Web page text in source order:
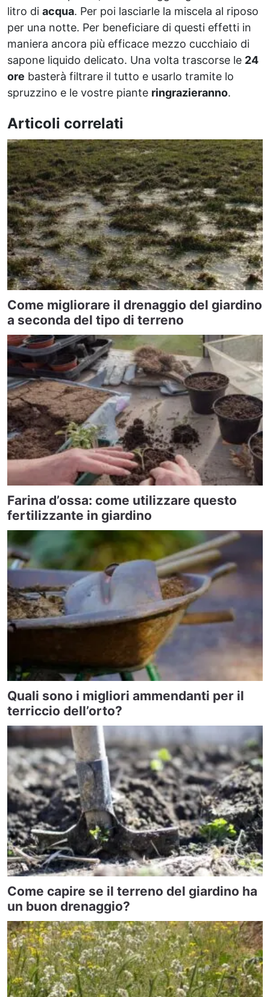
litro di acqua. Per poi lasciarle la miscela al riposo
per una notte. Per beneficiare di questi effetti in
maniera ancora più efficace mezzo cucchiaio di
sapone liquido delicato. Una volta trascorse le 24
ore basterà filtrare il tutto e usarlo tramite lo
spruzzino e le vostre piante ringrazieranno.
Articoli correlati
Come migliorare il drenaggio del giardino
a seconda del tipo di terreno
Farina d’ossa: come utilizzare questo
fertilizzante in giardino
Quali sono i migliori ammendanti per il
terriccio dell’orto?
Come capire se il terreno del giardino ha
un buon drenaggio?